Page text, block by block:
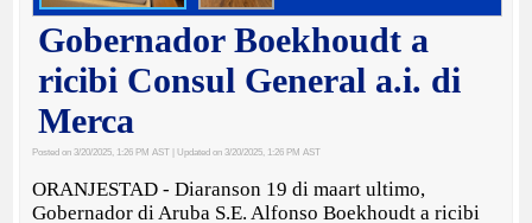
Gobernador Boekhoudt a
ricibi Consul General a.i. di
Merca
Posted on 3/20/2025, 1:26 PM AST | Updated on 3/20/2025, 1:26 PM AST
ORANJESTAD - Diaranson 19 di maart ultimo,
Gobernador di Aruba S.E. Alfonso Boekhoudt a ricibi